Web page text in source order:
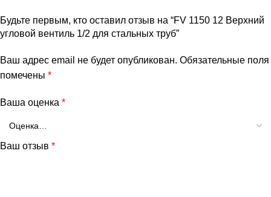
Будьте первым, кто оставил отзыв на “FV 1150 12 Верхний
угловой вентиль 1/2 для стальных труб”
Ваш адрес email не будет опубликован. Обязательные поля
помечены *
Ваша оценка *
Ваш отзыв *